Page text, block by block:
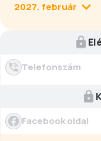
2027. február
Telefonszám
Facebook oldal